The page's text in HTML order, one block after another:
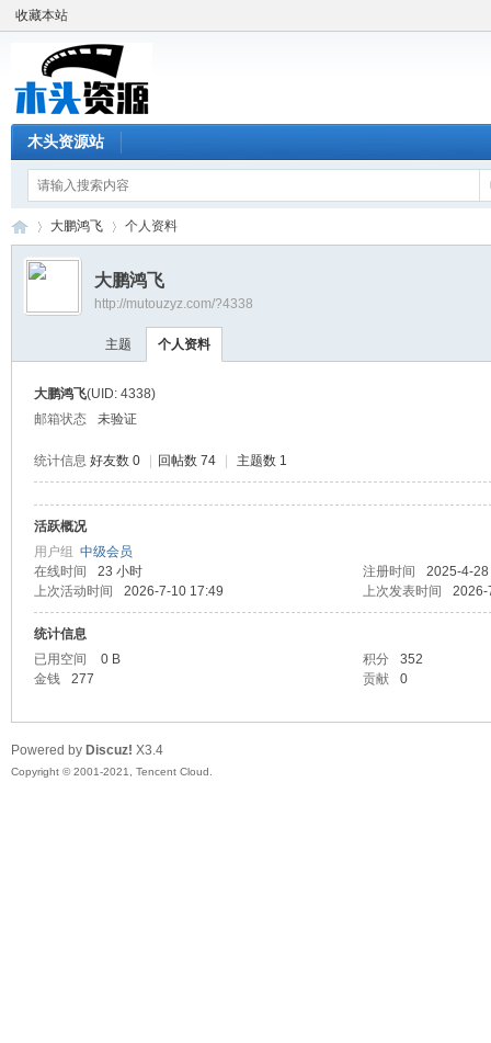
收藏本站
木头资源站
资
›
大鹏鸿飞 个人资料
大鹏鸿飞
http://mutouzyz.com/?4338
主题 个人资料
大鹏鸿飞(UID: 4338)
邮箱状态
未验证
统计信息 好友数 0 回帖数 74 主题数 1
活跃概况
用户组 中级会员
在线时间
23 小时 注册时间
2025-4-
上次活动时间
2026-7-10 17:49 上次发表时间 2026-
统计信息
已用空间
0 B 积分
352
金钱
277 贡献 0
Powered by Discuz! X3.4
Copyright © 2001-2021, Tencent Cloud.